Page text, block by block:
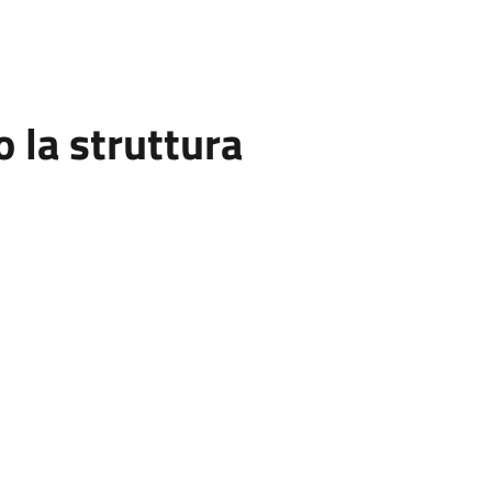
la struttura